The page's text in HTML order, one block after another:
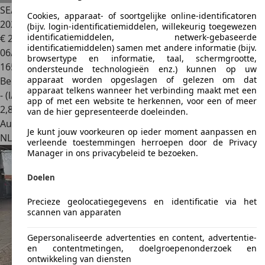
SEAT Altea 1.6 Reference Cruise/LM/Goed onderh./APK 04-
2027!
€ 2.250
06/2005
165.314 km
Benzine
- (l/100 km)
2,8
Autobedrijf
NL 8754 GPMakkum Fr
Cookies, apparaat- of soortgelijke online-identificatoren
(bijv. login-identificatiemiddelen, willekeurig toegewezen
identificatiemiddelen, netwerk-gebaseerde
identificatiemiddelen) samen met andere informatie (bijv.
browsertype en informatie, taal, schermgrootte,
ondersteunde technologieën enz.) kunnen op uw
apparaat worden opgeslagen of gelezen om dat
apparaat telkens wanneer het verbinding maakt met een
app of met een website te herkennen, voor een of meer
van de hier gepresenteerde doeleinden.
Je kunt jouw voorkeuren op ieder moment aanpassen en
verleende toestemmingen herroepen door de Privacy
Manager in ons privacybeleid te bezoeken.
Doelen
Precieze geolocatiegegevens en identificatie via het
scannen van apparaten
Gepersonaliseerde advertenties en content, advertentie-
en contentmetingen, doelgroepenonderzoek en
ontwikkeling van diensten